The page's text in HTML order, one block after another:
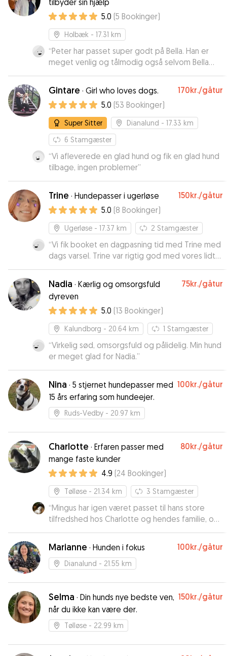
tilbyder sin hjælp
5.0 (5 Bookinger)
Holbæk - 17.31 km
“Peter har passet super godt på Bella. Han er
meget venlig og tålmodig også selvom Bella
gøede af nye lyde hver nat. Han har sendt
billeder og hilsner hver dag. Han har haft
overskud til at lege og lære Bella nye tricks. Vi
har været meget trygge og har fået en rigtig
glad hund hjem. Vi vil helt klart bruge Peter en
anden gang. Han får vores varmeste
anbefalinger.”
Gintare · Girl who loves dogs. 170kr./gåtur
5.0 (53 Bookinger)
Super Sitter Dianalund - 17.33 km
6 Stamgæster
“Vi afleverede en glad hund og fik en glad hund
tilbage, ingen problemer”
Trine · Hundepasser i ugerløse 150kr./gåtur
5.0 (8 Bookinger)
Ugerløse - 17.37 km 2 Stamgæster
“Vi fik booket en dagpasning tid med Trine med
dags varsel. Trine var rigtig god med vores lidt
forsigtig og tilbageholdende 6 måneder
gammel hvalp. Trine har hundekendskab og er
en rolig og imødekommende person. Echo fik
lov til at lege med Trines søde hunde og hun var
glade og træt da jeg hentede hende sidste på
dagen. Vi kan varm anbefaler Trine. Vi har
allerede booket flere dagpasning dage med
hende.”
Nadia · Kærlig og omsorgsfuld
dyreven
75kr./gåtur
5.0 (13 Bookinger)
Kalundborg - 20.64 km 1 Stamgæster
“Virkelig sød, omsorgsfuld og pålidelig. Min hund
er meget glad for Nadia.”
Nina · 5 stjernet hundepasser med
15 års erfaring som hundeejer.
100kr./gåtur
Ruds-Vedby - 20.97 km
Charlotte · Erfaren passer med
mange faste kunder
80kr./gåtur
4.9 (24 Bookinger)
Tølløse - 21.34 km 3 Stamgæster
“Mingus har igen været passet til hans store
tilfredshed hos Charlotte og hendes familie, og
ikke at forglemme Ditto, deres egen hund. Vi er
altid glade for at aflevere Mingus hos familien,
og han elsker at være hos dem. Så næste gang
vi skal rejse, booker vi først, når vi ved, om der er
Marianne · Hunden i fokus 100kr./gåtur
Dianalund - 21.55 km
Selma · Din hunds nye bedste ven,
når du ikke kan være der.
150kr./gåtur
Tølløse - 22.99 km